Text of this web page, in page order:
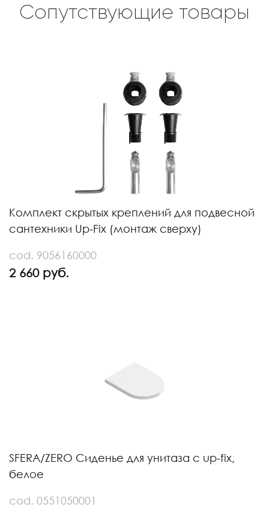
Сопутствующие товары
Комплект скрытых креплений для подвесной
сантехники Up-Fix (монтаж сверху)
cod. 9056160000
2 660 руб.
SFERA/ZERO Сиденье для унитаза с up-fix,
белое
cod. 0551050001